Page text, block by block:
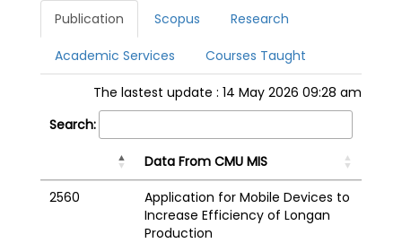
Publication Scopus Research
Academic Services Courses Taught
The lastest update : 14 May 2026 09:28 am
Search:
Data From CMU MIS
2560
Application for Mobile Devices to
Increase Efficiency of Longan
Production